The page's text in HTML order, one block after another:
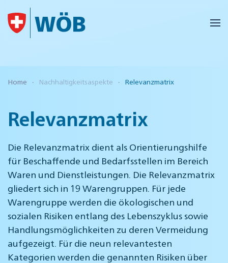
Skip to main content
Home Nachhaltigkeitsaspekte Relevanzmatrix
Relevanzmatrix
Die Relevanzmatrix dient als Orientierungshilfe
für Beschaffende und Bedarfsstellen im Bereich
Waren und Dienstleistungen. Die Relevanzmatrix
gliedert sich in 19 Warengruppen. Für jede
Warengruppe werden die ökologischen und
sozialen Risiken entlang des Lebenszyklus sowie
Handlungsmöglichkeiten zu deren Vermeidung
aufgezeigt. Für die neun relevantesten
Kategorien werden die genannten Risiken über